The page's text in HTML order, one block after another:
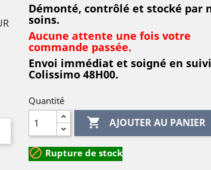
Démonté, contrôlé et stocké par
soins.
Aucune attente une fois votre
commande passée.
Envoi immédiat et soigné en suivi
Colissimo 48H00.
Quantité
 AJOUTER AU PANIER
 Rupture de stock